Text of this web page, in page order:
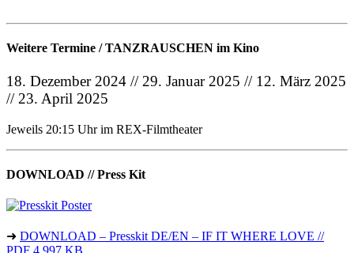
Weitere Termine / TANZRAUSCHEN im Kino
18. Dezember 2024 // 29. Januar 2025 // 12. März 2025
// 23. April 2025
Jeweils 20:15 Uhr im REX-Filmtheater
DOWNLOAD // Press Kit
➜ DOWNLOAD – Presskit DE/EN – IF IT WHERE LOVE //